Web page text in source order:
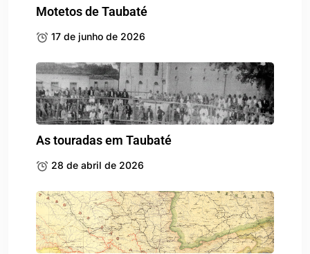
Motetos de Taubaté
17 de junho de 2026
As touradas em Taubaté
28 de abril de 2026